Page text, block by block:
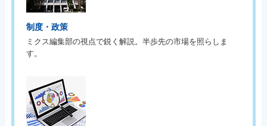
制度・政策
ミクス編集部の視点で鋭く解説。半歩先の市場を照らしま
す。